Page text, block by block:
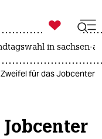

taz zahl ich
in sachsen-
für das Jobcenter